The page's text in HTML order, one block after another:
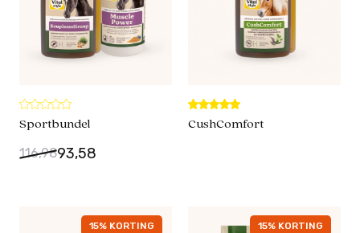
Sportbundel
116,9893,58
CushComfort
15% KORTING 15% KORTING